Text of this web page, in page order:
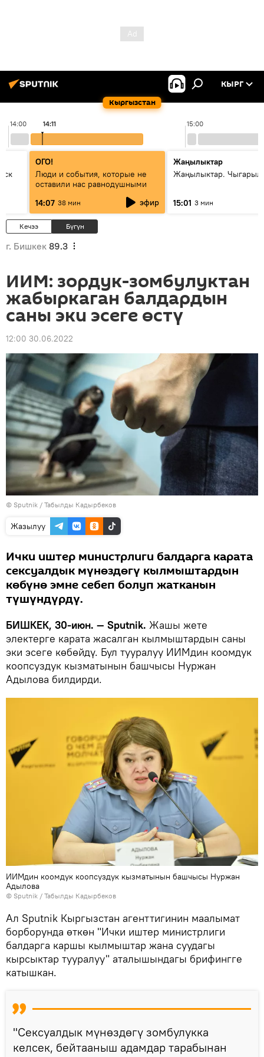
Кыргызстан
КЫРГ
14:00 15:00
14:11
ОГО!
Люди и события, которые не
оставили нас равнодушными
14:07 38 мин эфир
Жаңылыктар
Жаңылыктар.
15:01 3 мин
Кечээ Бүгүн
г. Бишкек 89.3
ИИМ: зордук-зомбулуктан
жабыркаган балдардын
саны эки эсеге өстү
12:00 30.06.2022
© Sputnik / Табылды Кадырбеков
Жазылуу
Ички иштер министрлиги балдарга карата
сексуалдык мүнөздөгү кылмыштардын
көбүнө эмне себеп болуп жатканын
түшүндүрдү.
БИШКЕК, 30-июн. — Sputnik. Жашы жете
электерге карата жасалган кылмыштардын саны
эки эсеге көбөйдү. Бул тууралуу ИИМдин коомдук
коопсуздук кызматынын башчысы Нуржан
Адылова билдирди.
ИИМдин коомдук коопсуздук кызматынын башчысы Нуржан
Адылова
© Sputnik / Табылды Кадырбеков
Ал Sputnik Кыргызстан агенттигинин маалымат
борборунда өткөн "Ички иштер министрлиги
балдарга каршы кылмыштар жана суудагы
кырсыктар тууралуу" аталышындагы брифингге
катышкан.
"Сексуалдык мүнөздөгү зомбулукка
келсек, бейтааныш адамдар тарабынан